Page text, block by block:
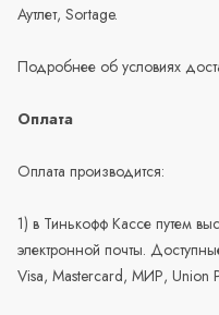
Аутлет, Sortage.
Подробнее об условиях
Оплата
Оплата производится:
1) в Тинькофф Кассе путем
электронной почты.
Visa, Mastercard, МИР, Union